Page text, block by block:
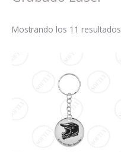
Mostrando los 11 resultados